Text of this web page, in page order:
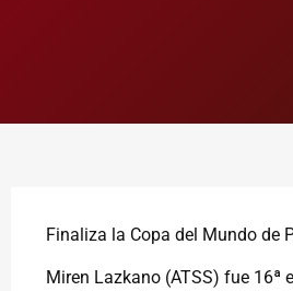
Finaliza la Copa del Mundo de
Miren Lazkano (ATSS) fue 16ª